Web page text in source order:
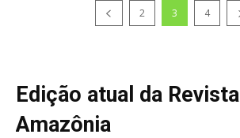
2 3 4
Edição atual da Revista
Amazônia